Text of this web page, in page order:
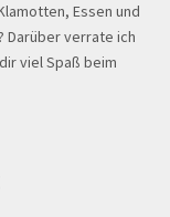
Essen und
Darüber verrate ich
viel Spaß beim